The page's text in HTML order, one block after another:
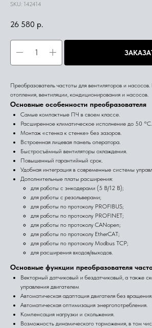
SKU: 142414
26 580 р.
Преобразователь частоты для вентиляторов и
отопления, вентиляции, кондиционирования и насосов.
Основные особенности преобразователя
Самые компактные ПЧ в своем классе.
Расширенное климатическое исполнение до 50 °С.
Монтаж «стенка к стенке» без зазоров.
Встроенная лицевая панель оператора.
Быстросъёмный вентиляторы охлаждения.
Повышенный гарантийный срок.
Удобная интеграция в современные системы
Дополнительные платы расширения:
для работы с энкодерами (5 В/12 В);
для работы с резольверами;
для работы по протоколу PROFIBUS;
для работы по протоколу PROFINET;
для работы по протоколу CANopen;
для работы по протоколу EtherCAT;
для работы по протоколу Modbus TCP;
для расширения входов/выходов.
Основные функции преобразователя
Векторный датчиковый и бездатчиковый, а также
управления двигателем
Автоматическая адаптация двигателя без вращения.
Автоматическая оптимизация энергопотребления.
Компенсация нагрузки и скольжения.
Возможность динамического торможения, в том